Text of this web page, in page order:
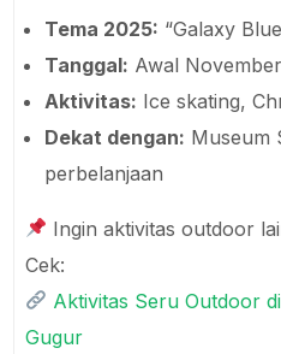
Tema 2025: “Galaxy
Tanggal: Awal
Aktivitas: Ice skating,
Dekat dengan: Museum
perbelanjaan
Ingin aktivitas outdoor
Cek:
Aktivitas Seru Outdoor
Gugur